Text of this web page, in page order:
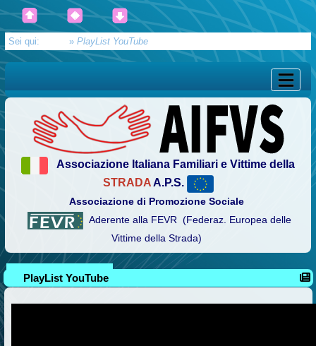
Sei qui: » PlayList YouTube
Associazione Italiana Familiari e Vittime della
STRADAA.P.S.
Associazione di Promozione Sociale
Aderente alla FEVR (Federaz. Europea delle
Vittime della Strada)
PlayList YouTube